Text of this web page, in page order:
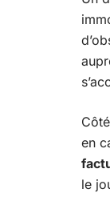
Côté
en
le